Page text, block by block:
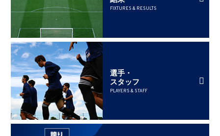
FIXTURES & RESULTS
選手・
スタッフ
PLAYERS & STAFF